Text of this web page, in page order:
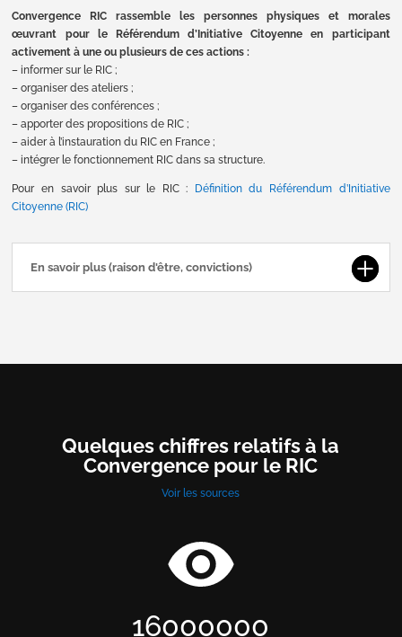
Convergence RIC rassemble les personnes physiques et morales
œuvrant pour le Référendum d’Initiative Citoyenne en participant
activement à une ou plusieurs de ces actions :
– informer sur le RIC ;
– organiser des ateliers ;
– organiser des conférences ;
– apporter des propositions de RIC ;
– aider à l’instauration du RIC en France ;
– intégrer le fonctionnement RIC dans sa structure.
Pour en savoir plus sur le RIC :
Définition du Référendum d’Initiative
Citoyenne (RIC)
En savoir plus (raison d'être, convictions)
Quelques chiffres relatifs à la
Convergence pour le RIC
Voir les sources
16000000